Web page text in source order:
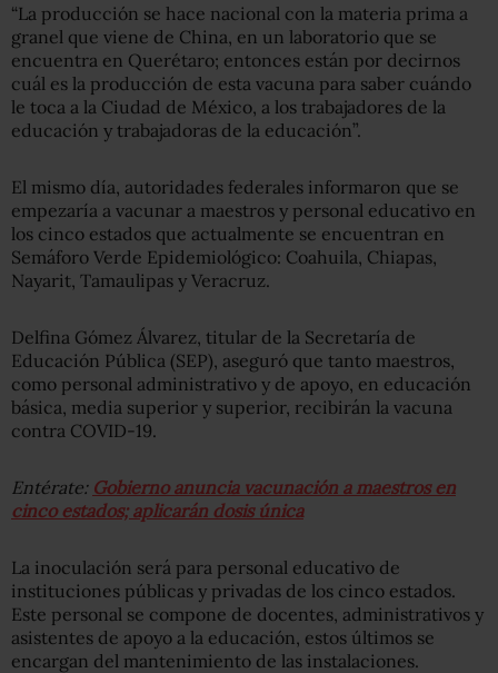
“La producción se hace nacional con la materia prima a
granel que viene de China, en un laboratorio que se
encuentra en Querétaro; entonces están por decirnos
cuál es la producción de esta vacuna para saber cuándo
le toca a la Ciudad de México, a los trabajadores de la
educación y trabajadoras de la educación”.
El mismo día, autoridades federales informaron que se
empezaría a vacunar a maestros y personal educativo en
los cinco estados que actualmente se encuentran en
Semáforo Verde Epidemiológico: Coahuila, Chiapas,
Nayarit, Tamaulipas y Veracruz.
Delfina Gómez Álvarez, titular de la Secretaría de
Educación Pública (SEP), aseguró que tanto maestros,
como personal administrativo y de apoyo, en educación
básica, media superior y superior, recibirán la vacuna
contra COVID-19.
Entérate: Gobierno anuncia vacunación a maestros en
cinco estados; aplicarán dosis única
La inoculación será para personal educativo de
instituciones públicas y privadas de los cinco estados.
Este personal se compone de docentes, administrativos y
asistentes de apoyo a la educación, estos últimos se
encargan del mantenimiento de las instalaciones.